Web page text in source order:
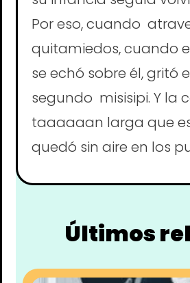
Por eso, cuando
quitamiedos, cuando
se echó sobre él, gritó
segundo misisipi. Y la
taaaaaan larga que
quedó sin aire en los
Últimos